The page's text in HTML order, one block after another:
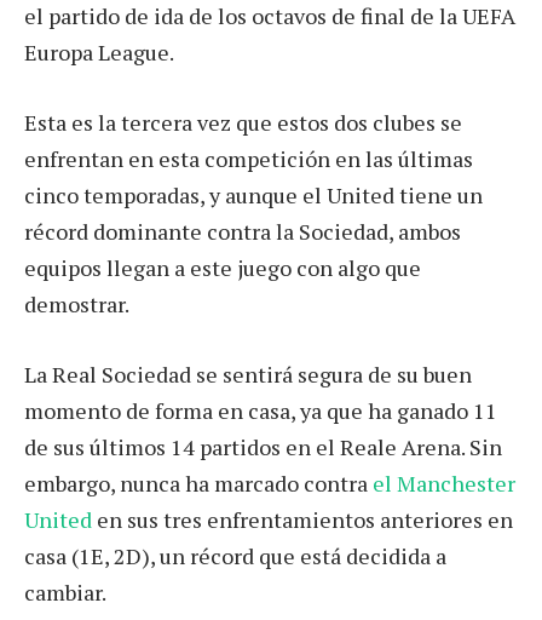
el partido de ida de los octavos de final de la UEFA
Europa League.
Esta es la tercera vez que estos dos clubes se
enfrentan en esta competición en las últimas
cinco temporadas, y aunque el United tiene un
récord dominante contra la Sociedad, ambos
equipos llegan a este juego con algo que
demostrar.
La Real Sociedad se sentirá segura de su buen
momento de forma en casa, ya que ha ganado 11
de sus últimos 14 partidos en el Reale Arena. Sin
embargo, nunca ha marcado contra el Manchester
United en sus tres enfrentamientos anteriores en
casa (1E, 2D), un récord que está decidida a
cambiar.